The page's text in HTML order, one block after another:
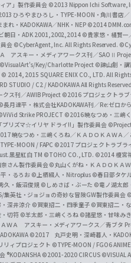
i
c
i
a
l
C
h
a
n
n
e
l
ア」製作委員会 ©2013 Nippon Ichi Software,
ひろやまひろし・TYPE-MOON・角川書店
れ・KADOKAWA／NHK・NEP ©2014
朝日・ADK 2001,2002,2014 ©貴家悠・橘賢一
会 ©CyberAgent, Inc. All Rights Reserved.
アスキー・メディアワークス刊／SAOⅡ
©VisualArt's/Key/Charlotte Project ©諫山創・講
© 2014, 2015 SQUARE ENIX CO., LTD. All
STUDIO / C2 / KADOKAWA All Rights
ス刊／AWIB Project ©2016 プロジェクトラブ
長月達平・株式会社KADOKAWA刊／Re:ゼロか
Strike PROJECT ©2016 暁なつめ・三嶋
プリズマ☆イリヤ ドライ!!」製作委員会
暁なつめ・三嶋くろね／ＫＡＤＯＫＡＷＡ／
MOON / FAPC ©2017 プロジェクトラブラ
黒星紅白 TM ©TOHO CO., LTD. ©2014 榎宮
さん製作委員会©丸山くがね・ＫＡＤＯＫＡ
・るろお ©上栖綴人・Nitroplus ©春日部タケ
久・飯沼俊規 ©しめさば・ぶーた ©竜ノ湖太郎
集英社・ジョジョの奇妙な冒険GW製作委員会
深井涼介 ©賀東招二・四季童子 ©賀東招二・
切符 ©羊太郎・三嶋くろね ©諸星悠・甘味み
ＷＡ アスキー・メディアワークス／青ブタ
©2017 丸戸史明・深崎暮人・
リィプロジェクト ©TYPE-MOON / FGO6
®KODANSHA ©2001-2020 CIRCUS ©VISUAL